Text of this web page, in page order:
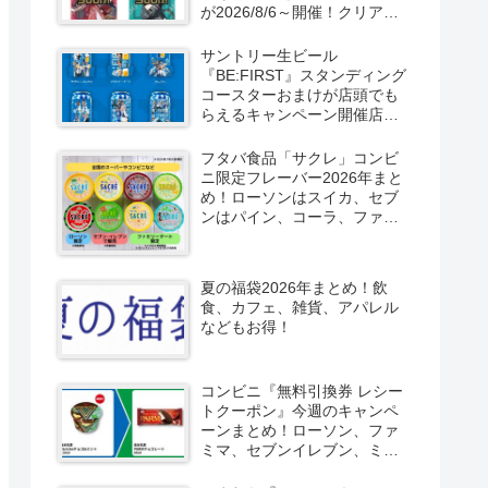
が2026/8/6～開催！クリアカ
売！
サントリー生ビール
『BE:FIRST』スタンディング
コースターおまけが店頭でも
らえるキャンペーン開催店は
定で6種類！見分け方！セブ
ン、ファミマ、ローソン、デ
イリーヤマザキ、ミニストッ
プなどで！クーラーバッグ
フタバ食品「サクレ」コンビ
ニ限定フレーバー2026年まと
め！ローソンはスイカ、セブ
ンはパイン、コーラ、ファミ
夏の福袋2026年まとめ！飲
食、カフェ、雑貨、アパレル
などもお得！
コンビニ『無料引換券 レシー
トクーポン』今週のキャンペ
ーンまとめ！ローソン、ファ
ミマ、セブンイレブン、ミニ